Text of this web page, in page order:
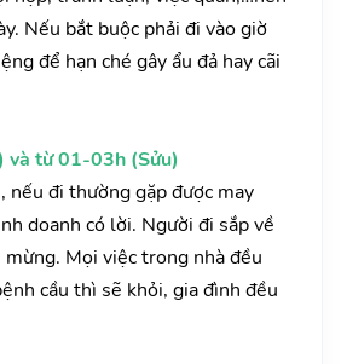
Nếu bắt buộc phải đi vào giờ
để hạn ché gây ẩu đả hay cãi
và từ 01-03h (Sửu)
nếu đi thường gặp được may
doanh có lời. Người đi sắp về
mừng. Mọi việc trong nhà đều
cầu thì sẽ khỏi, gia đình đều